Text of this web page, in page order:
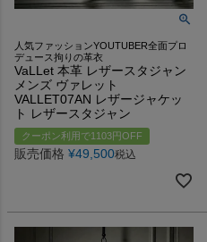
人気ファッションYOUTUBER全面プロ
デュース拘りの革衣
VaLLet 本革 レザースタジャン
メンズ ヴァレット
VALLET07AN レザージャケッ
ト レザースタジャン
クーポン利用で1103円OFF
販売価格 ¥49,500税込